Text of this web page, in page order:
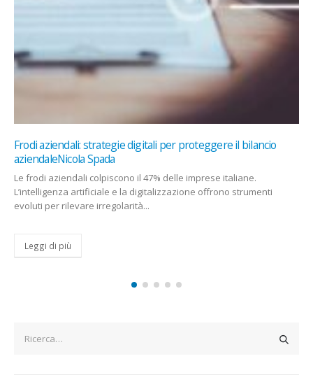
bilancio
Il DNA e la logica dell’urgenza: meno pluralismo,
alle telco?Enrica Priolo
Il Digital Networks Act risponde alla crisi delle telco
sospendendo neutralità della rete, pluralismo
autonomia delle autorità...